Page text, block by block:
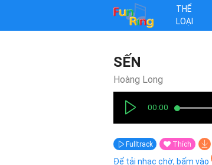
THỂ
LOẠI
SẾN
Hoàng Long
00:00
Fulltrack Thích
Để tải nhạc chờ, bấm vào